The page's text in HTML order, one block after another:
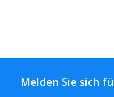
Melden Sie sich